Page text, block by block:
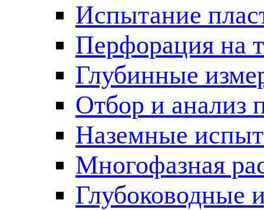
Испытание
Перфорация на
Глубинные
Отбор и анализ
Наземные
Многофазная
Глубоководные